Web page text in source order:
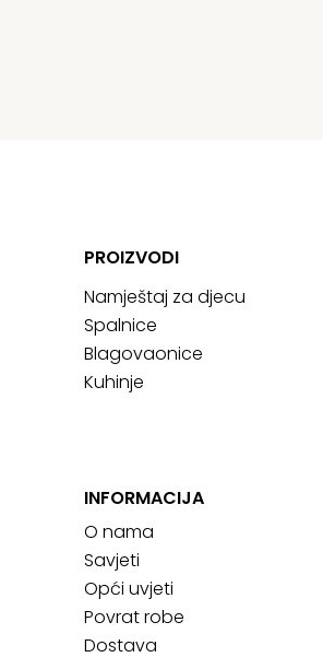
PROIZVODI
Namještaj za djecu
Spalnice
Blagovaonice
Kuhinje
INFORMACIJA
O nama
Savjeti
Opći uvjeti
Povrat robe
Dostava